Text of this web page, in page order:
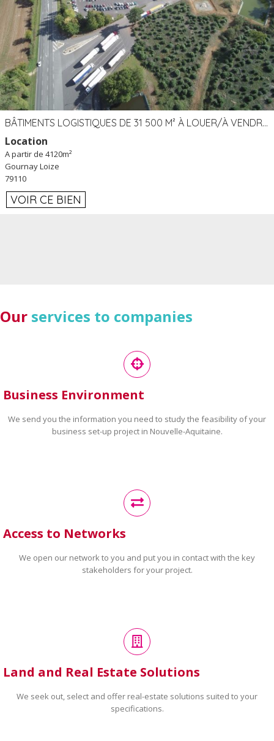
BÂTIMENTS LOGISTIQUES DE 31 500 M² À LOUER/À VENDRE SUR UN SITE DE 17 HA (79)
Location
A partir de 4120m²
Gournay Loize
79110
VOIR CE BIEN
Our services to companies
Business Environment
We send you the information you need to study the feasibility of your
business set-up project in Nouvelle-Aquitaine.
Access to Networks
We open our network to you and put you in contact with the key
stakeholders for your project.
Land and Real Estate Solutions
We seek out, select and offer real-estate solutions suited to your
specifications.